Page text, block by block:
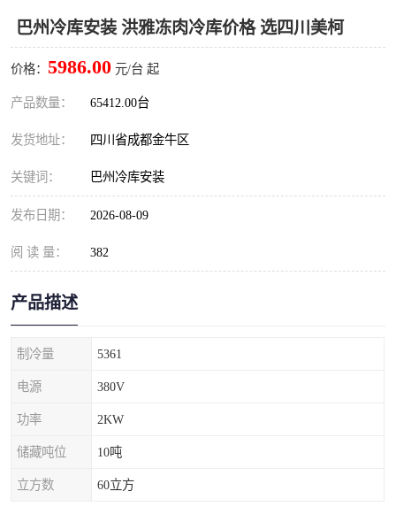
巴州冷库安装 洪雅冻肉冷库价格 选四川美柯
价格： 5986.00 元/台 起
产品数量： 65412.00台
发货地址： 四川省成都金牛区
关键词： 巴州冷库安装
发布日期： 2026-08-09
阅 读 量： 382
产品描述
制冷量 5361
电源 380V
功率 2KW
储藏吨位 10吨
立方数 60立方